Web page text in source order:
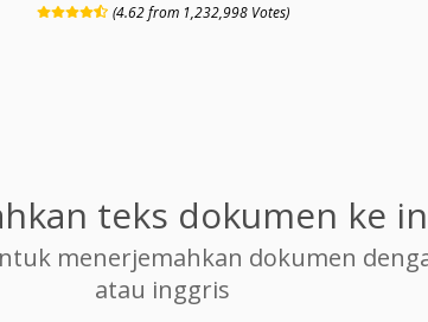
(4.62 from 1,232,998 Votes)
teks dokumen ke
menerjemahkan dokumen
atau inggris